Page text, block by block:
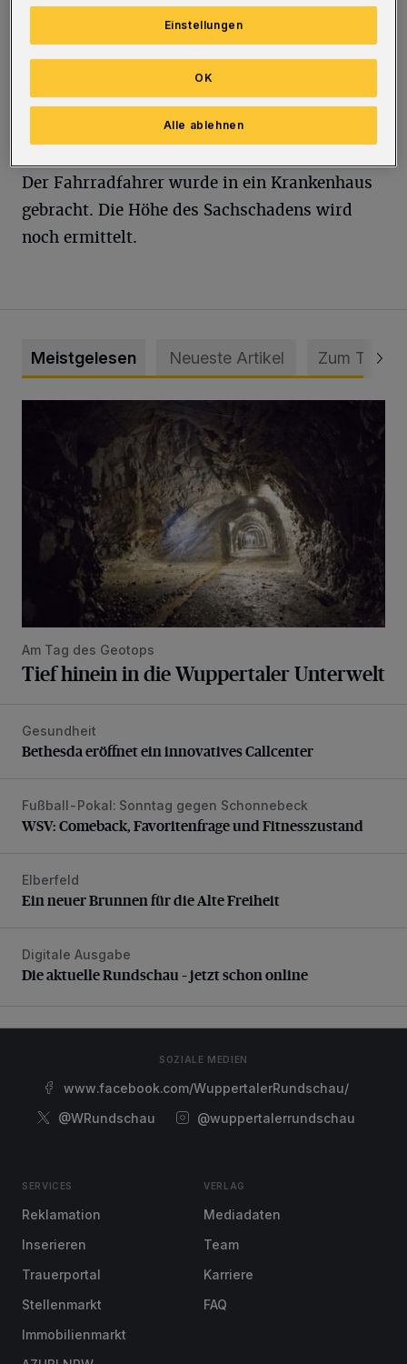
beim Bergabfahren die Kurve zu groß
genommen und war in den Gegenverkehr
geraten. Dort stieß er mit einem Auto
zusammen und krachte gegen die
Windschutzscheibe.
Der Fahrradfahrer wurde in ein Krankenhaus
gebracht. Die Höhe des Sachschadens wird
noch ermittelt.
Meistgelesen Neueste Artikel Zum Thema
Am Tag des Geotops
Tief hinein in die Wuppertaler Unterwelt
Bethesda eröffnet ein innovatives Callcenter
Gesundheit
Bethesda eröffnet ein innovatives Callcenter
WSV: Comeback, Favoritenfrage und Fitnesszustand
Fußball-Pokal: Sonntag gegen Schonnebeck
WSV: Comeback, Favoritenfrage und Fitnesszustand
Ein neuer Brunnen für die Alte Freiheit
Elberfeld
Ein neuer Brunnen für die Alte Freiheit
Die aktuelle Rundschau – jetzt schon online
Digitale Ausgabe
Die aktuelle Rundschau – jetzt schon online
SOZIALE MEDIEN
www.facebook.com/WuppertalerRundschau/
@WRundschau
@wuppertalerrundschau
SERVICES
Reklamation
Inserieren
Trauerportal
Stellenmarkt
Immobilienmarkt
VERLAG
Mediadaten
Team
Karriere
FAQ
Einstellungen
Alle ablehnen
OK